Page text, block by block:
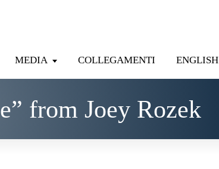
MEDIA COLLEGAMENTI ENGLISH
from Joey Rozek